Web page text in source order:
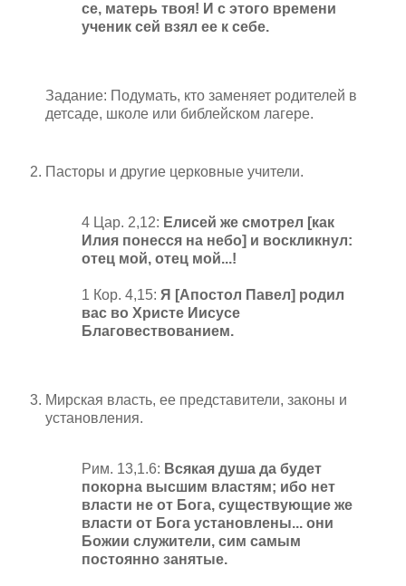
се, матерь твоя! И с этого времени
ученик сей взял ее к себе.
Задание: Подумать, кто заменяет родителей в
детсаде, школе или библейском лагере.
Пасторы и другие церковные учители.
4 Цар. 2,12: Елисей же смотрел [как
Илия понесся на небо] и воскликнул:
отец мой, отец мой...!
1 Кор. 4,15: Я [Апостол Павел] родил
вас во Христе Иисусе
Благовествованием.
Мирская власть, ее представители, законы и
установления.
Рим. 13,1.6: Всякая душа да будет
покорна высшим властям; ибо нет
власти не от Бога, существующие же
власти от Бога установлены... они
Божии служители, сим самым
постоянно занятые.